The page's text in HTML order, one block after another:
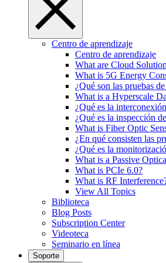
Centro de aprendizaje
Centro de aprendizaje
What are Cloud
What is 5G Energy
¿Qué son las pruebas
What is a Hyperscale
¿Qué es la
¿Qué es la inspección
What is Fiber Optic
¿En qué consisten las
¿Qué es la
What is a Passive
What is PCIe 6.0?
What is RF
View All Topics
Biblioteca
Blog Posts
Subscription Center
Videoteca
Seminario en línea
Soporte